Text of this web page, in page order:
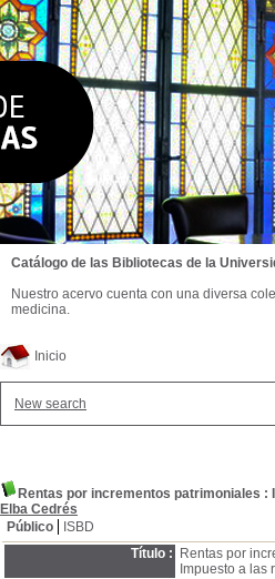
Inicio
New search
Rentas por incrementos patrimoniales
Elba Cedrés
Público
ISBD
Título :
Rentas por
Impuesto a las
Catálogo de las Bibliotecas de la
Nuestro acervo cuenta con una diversa
medicina.